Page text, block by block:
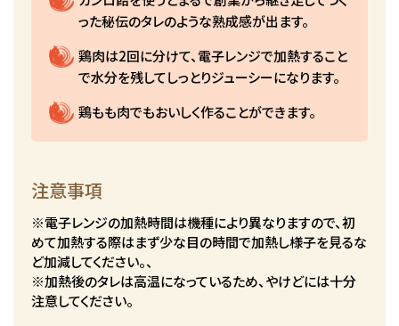
った秘伝のタレのような熟成感が出ます。
鶏肉は2回に分けて、電子レンジで加熱すること
で水分を残してしっとりジューシーになります。
鶏もも肉でもおいしく作ることができます。
注意事項
※電子レンジの加熱時間は機種により異なりますので、初
めて加熱する際はまず少な目の時間で加熱し様子を見るな
ど加減してください。、
※加熱後のタレは高温になっているため、やけどには十分
注意してください。